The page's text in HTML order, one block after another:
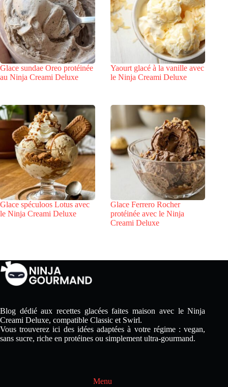
Glace sundae Oreo protéinée
au Ninja Creami Deluxe
Yaourt glacé à la vanille avec
le Ninja Creami Deluxe
Glace spéculoos Lotus avec
le Ninja Creami Deluxe
Glace Ferrero Rocher
protéinée avec le Ninja
Creami Deluxe
Blog dédié aux recettes glacées faites maison avec le Ninja
Creami Deluxe, compatible Classic et Swirl.
Vous trouverez ici des idées adaptées à votre régime : vegan,
sans sucre, riche en protéines ou simplement ultra-gourmand.
Menu